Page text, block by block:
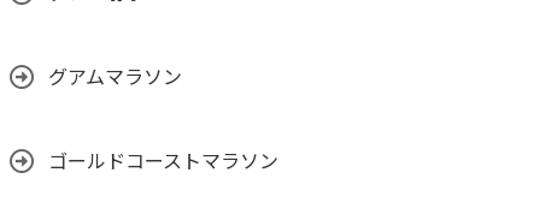
グアムマラソン
ゴールドコーストマラソン